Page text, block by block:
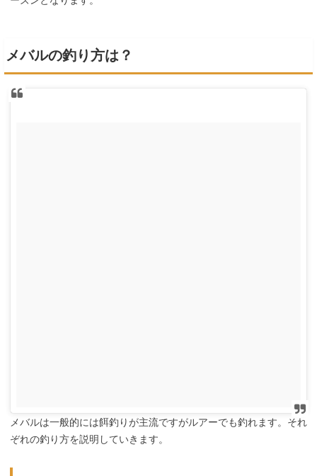
メバルの釣り方は？
メバルは一般的には餌釣りが主流ですがルアーでも釣れます。それ
ぞれの釣り方を説明していきます。